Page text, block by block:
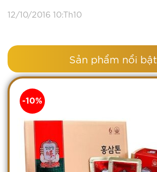
12/10/2016 10:Th10
Sản phẩm nổi bật
-10%